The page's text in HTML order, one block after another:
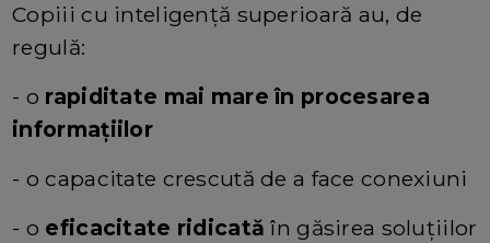
Copiii cu inteligență superioară au, de
regulă:
- o rapiditate mai mare în procesarea
informațiilor
- o capacitate crescută de a face conexiuni
- o eficacitate ridicată în găsirea soluțiilor